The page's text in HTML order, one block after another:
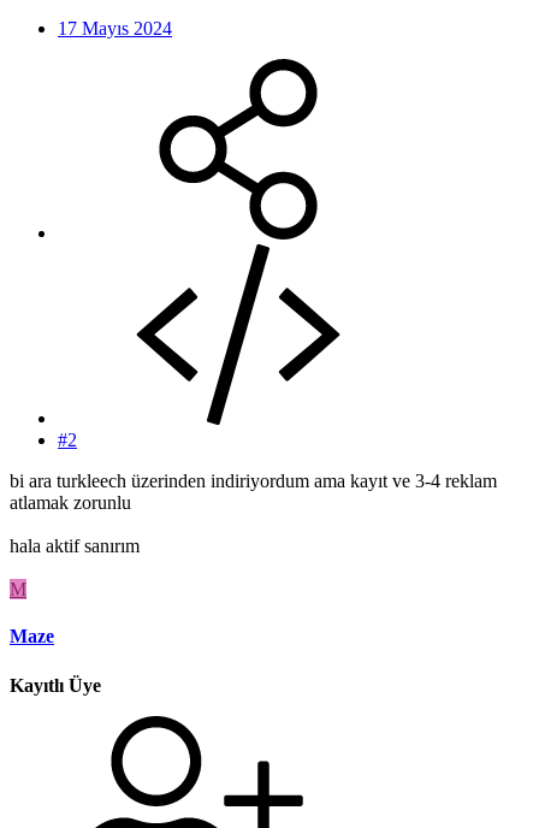
17 Mayıs 2024
#2
bi ara turkleech üzerinden indiriyordum ama kayıt ve 3-4 reklam
atlamak zorunlu
hala aktif sanırım
M
Maze
Kayıtlı Üye